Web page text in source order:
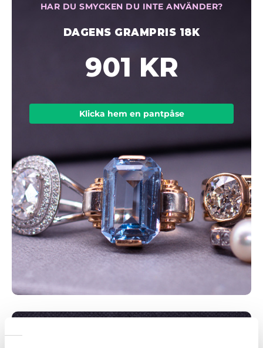
HAR DU SMYCKEN DU INTE ANVÄNDER?
DAGENS GRAMPRIS 18K
901 KR
Klicka hem en pantpåse